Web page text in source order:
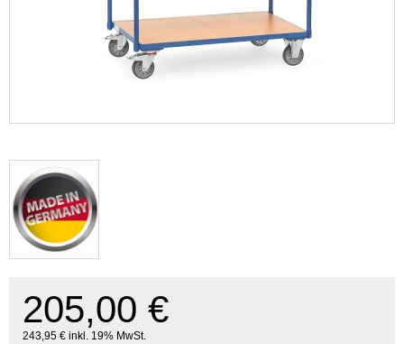
205,00 €
243,95 € inkl. 19% MwSt.